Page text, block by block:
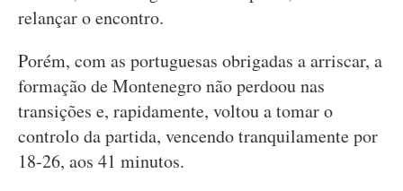
relançar o encontro.
Porém, com as portuguesas obrigadas a arriscar, a
formação de Montenegro não perdoou nas
transições e, rapidamente, voltou a tomar o
controlo da partida, vencendo tranquilamente por
18-26, aos 41 minutos.